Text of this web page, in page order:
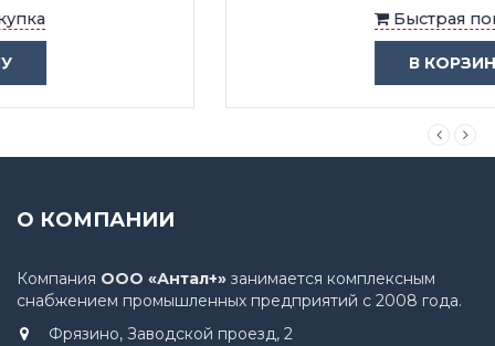
О КОМПАНИИ
Компания ООО «Антал+» занимается комплексным
снабжением промышленных предприятий с 2008 года.
Фрязино, Заводской проезд, 2